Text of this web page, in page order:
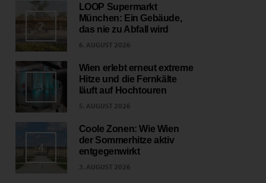
2
LOOP Supermarkt
München: Ein Gebäude,
das nie zu Abfall wird
6. AUGUST 2026
3
Wien erlebt erneut extreme
Hitze und die Fernkälte
läuft auf Hochtouren
5. AUGUST 2026
4
Coole Zonen: Wie Wien
der Sommerhitze aktiv
entgegenwirkt
3. AUGUST 2026